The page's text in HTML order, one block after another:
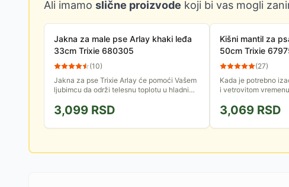
Ali imamo slične proizvode koji bi vas mogli
Jakna za male pse Arlay khaki leđa
33cm Trixie 680305
(10)
Jakna za pse Trixie Arlay će pomoći Vašem
ljubimcu da održi telesnu toplotu u hladnim
može je nositi i sa...
3,099 RSD
Kišni mantil za
50cm Trixie
(27)
Kada je potrebno
i vetrovitom
da će psu...
3,069 RSD